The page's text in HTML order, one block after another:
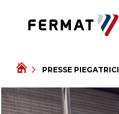
PRESSE PIEGATRICI